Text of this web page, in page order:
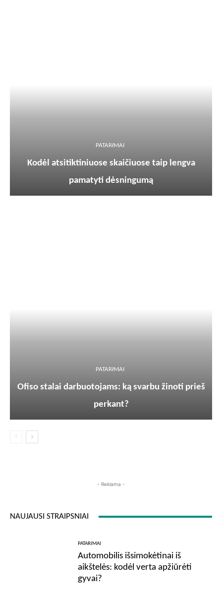
PATARIMAI
Kodėl atsitiktiniuose skaičiuose taip lengva
pamatyti dėsningumą
PATARIMAI
Ofiso stalai darbuotojams: ką svarbu žinoti prieš
perkant?
- Reklama -
NAUJAUSI STRAIPSNIAI
PATARIMAI
Automobilis išsimokėtinai iš
aikštelės: kodėl verta apžiūrėti
gyvai?